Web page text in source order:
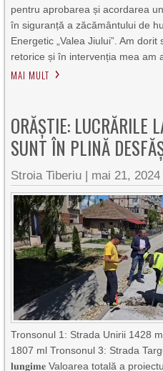
pentru aprobarea și acordarea
în siguranță a zăcământului de
Energetic „Valea Jiului”. Am
retorice și în intervenția mea am
MAI MULT
ORĂȘTIE: LUCRĂRILE
SUNT ÎN PLINĂ
Stroia Tiberiu | mai 21, 2024
Tronsonul 1: Strada Unirii 1428
1807 ml Tronsonul 3: Strada
𝐥𝐮𝐧𝐠𝐢𝐦𝐞 Valoarea totală a